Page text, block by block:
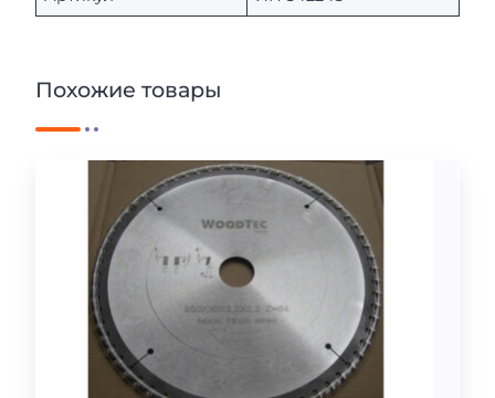
Похожие товары